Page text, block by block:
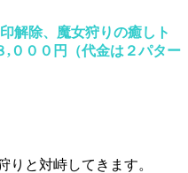
解除、魔女狩りの癒しト
００円（代金は２パター
りと対峙してきます。